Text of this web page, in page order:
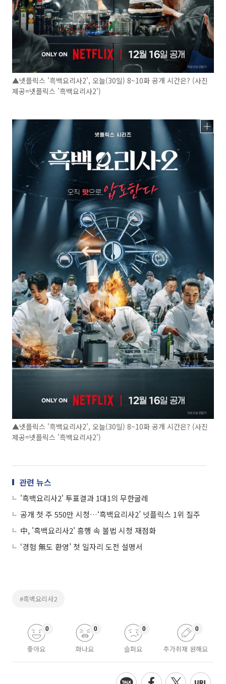
▲넷플릭스 '흑백요리사2', 오늘(30일) 8~10화 공개 시간은? (사진
제공=넷플릭스 '흑백요리사2')
▲넷플릭스 '흑백요리사2', 오늘(30일) 8~10화 공개 시간은? (사진
제공=넷플릭스 '흑백요리사2')
관련 뉴스
'흑백요리사2' 투표결과 1대1의 무한굴레
공개 첫 주 550만 시청…‘흑백요리사2’ 넷플릭스 1위 질주
中, '흑백요리사2' 흥행 속 불법 시청 재점화
‘경험 無도 환영’ 첫 일자리 도전 설명서
#흑백요리사2
좋아요
0
화나요
0
슬퍼요
0
추가취재 원해요
0